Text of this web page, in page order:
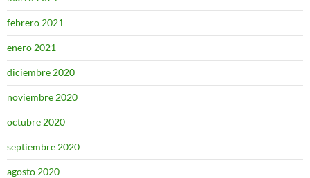
febrero 2021
enero 2021
diciembre 2020
noviembre 2020
octubre 2020
septiembre 2020
agosto 2020